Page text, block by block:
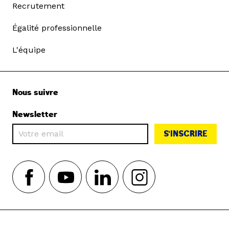
Recrutement
Égalité professionnelle
L'équipe
Nous suivre
Newsletter
S'INSCRIRE